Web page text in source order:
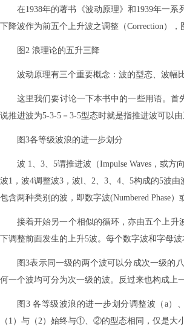
在1938年的著书《波动原理》和1939年一
下降波作为前五个上升波之调整（Correction），
图2 浪理论的五升三降
波动原理有三个重要概念：波的型态、波幅
这里我们要讨论一下本书中的一些用语。首
说推进波为5-3-5－3-5型态时就是指推进波可以
图3各等级波浪的进一步划分
波 1、3、5谓推进波（Impulse Waves，或
波1，波4调整波3，波l、2、3、4、5构成的5波
包含两种类别的波，即数字波(Numbered Phase
接着开始另一个相似的循环，亦由五个上升
下调整前面发生的上升5波。每个数字波和字母
图3表示同一级的两个波可以分成次一级的
何一个波均可分为次一级的波。反过来也构成上
图3 各等级波浪的进一步划分调整波（a
（1）与（2）始终与①、②的型态相同，仅是大